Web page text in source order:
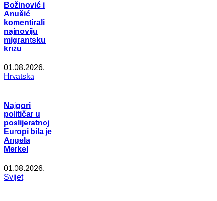
Božinović i
Anušić
komentirali
najnoviju
migrantsku
krizu
01.08.2026.
Hrvatska
Najgori
političar u
poslijeratnoj
Europi bila je
Angela
Merkel
01.08.2026.
Svijet